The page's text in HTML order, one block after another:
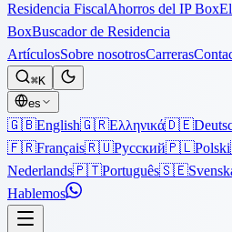
Residencia FiscalAhorros del IP Box
BoxBuscador de Residencia
ArtículosSobre nosotrosCarreras
⌘K
es
🇬🇧English🇬🇷Ελληνικά🇩🇪
🇫🇷Français🇷🇺Русский🇵🇱Polski
Nederlands🇵🇹Português🇸🇪
Hablemos